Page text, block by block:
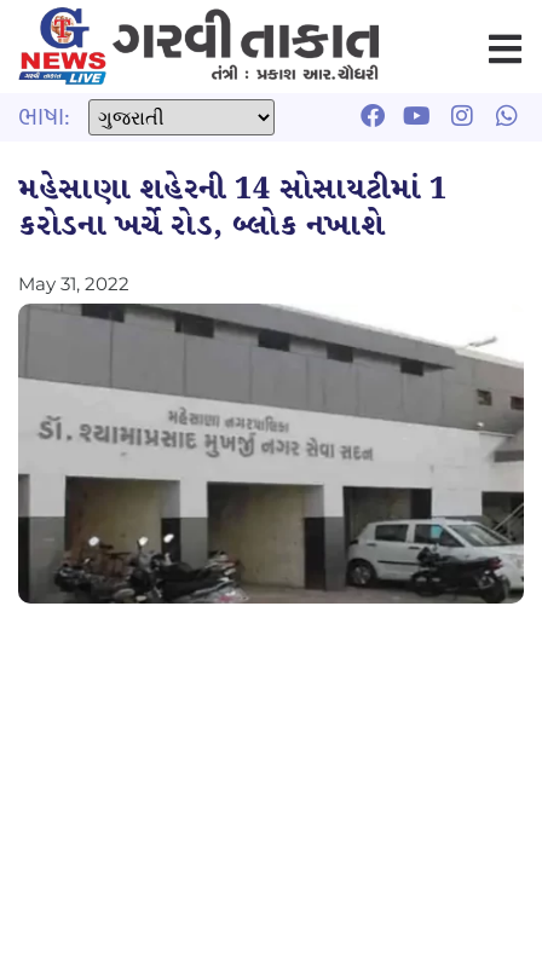
ભાષા:
મહેસાણા શહેરની 14 સોસાયટીમાં 1
કરોડના ખર્ચે રોડ, બ્લોક નખાશે
May 31, 2022